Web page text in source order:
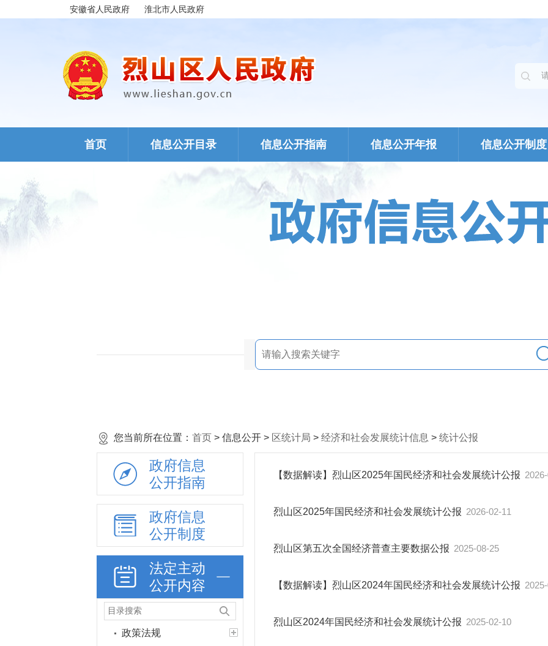
安徽省人民政府 淮北市人民政府
首页 信息公开目录 信息公开指南 信息公开年报 信息公开制度
您当前所在位置： 首页 > 信息公开 > 区统计局 > 经济和社会发展统计信息 > 统计公报
政府信息
公开指南
政府信息
公开制度
法定主动
公开内容
政策法规
【数据解读】烈山区2025年国民经济和社会发展统计公报
烈山区2025年国民经济和社会发展统计公报 2026-02-11
烈山区第五次全国经济普查主要数据公报 2025-08-25
【数据解读】烈山区2024年国民经济和社会发展统计公报
烈山区2024年国民经济和社会发展统计公报 2025-02-10